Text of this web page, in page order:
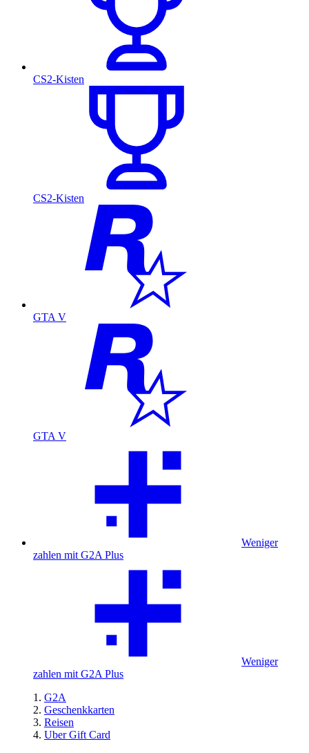
CS2-Kisten
CS2-Kisten
GTA V
GTA V
Weniger
zahlen mit G2A Plus
Weniger
zahlen mit G2A Plus
G2A
Geschenkkarten
Reisen
Uber Gift Card